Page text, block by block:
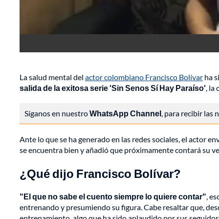
La salud mental del actor colombiano Francisco Bolívar ha
salida de la exitosa serie 'Sin Senos Sí Hay Paraíso', la
Síganos en nuestroWhatsApp Channel, para recibir las
Ante lo que se ha generado en las redes sociales, el actor
se encuentra bien y añadió que próximamente contará su
¿Qué dijo Francisco Bolívar?
"El que no sabe el cuento siempre lo quiere contar",
entrenando y presumiendo su figura. Cabe resaltar que,